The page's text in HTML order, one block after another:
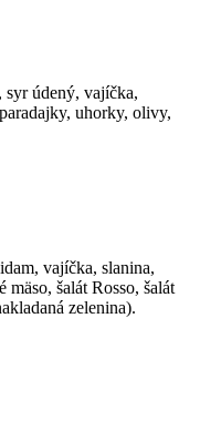
syr údený, vajíčka,
uhorky, olivy,
vajíčka, slanina,
mäso, šalát Rosso, šalát
zelenina).